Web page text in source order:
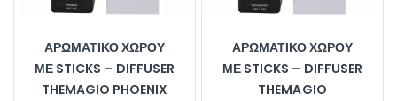
ΑΡΩΜΑΤΙΚΌ ΧΏΡΟΥ
ΜΕ STICKS – DIFFUSER
THEMAGIO PHOENIX
ΑΡΩΜΑΤΙΚΌ ΧΏΡΟΥ
ΜΕ STICKS – DIFFUSER
THEMAGIO